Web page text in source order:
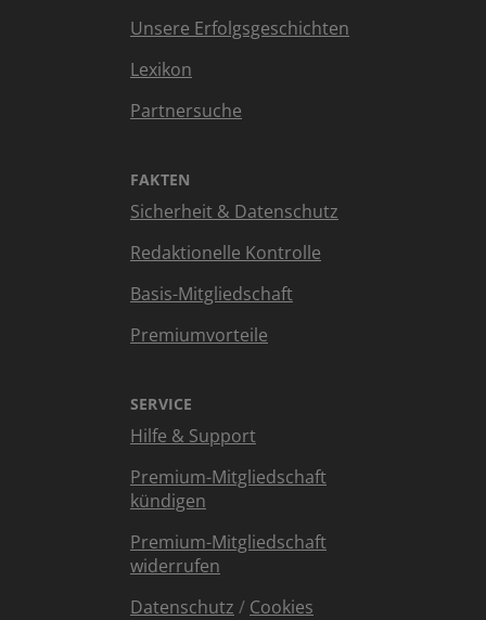
Unsere Erfolgsgeschichten
Lexikon
Partnersuche
FAKTEN
Sicherheit & Datenschutz
Redaktionelle Kontrolle
Basis-Mitgliedschaft
Premiumvorteile
SERVICE
Hilfe & Support
Premium-Mitgliedschaft
kündigen
Premium-Mitgliedschaft
widerrufen
Datenschutz / Cookies